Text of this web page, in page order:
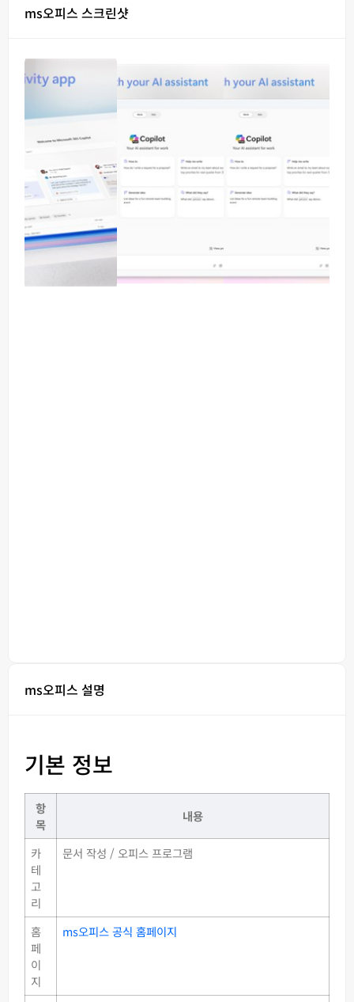
ms오피스 스크린샷
ms오피스 설명
기본 정보
항
목
내용
카
테
고
리
문서 작성 / 오피스 프로그램
홈
페
이
지
ms오피스 공식 홈페이지